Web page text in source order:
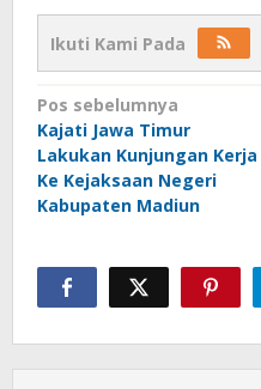
Ikuti Kami Pada
Navigasi
pos
Pos sebelumnya
Kajati Jawa Timur
Lakukan Kunjungan Kerja
Ke Kejaksaan Negeri
Kabupaten Madiun